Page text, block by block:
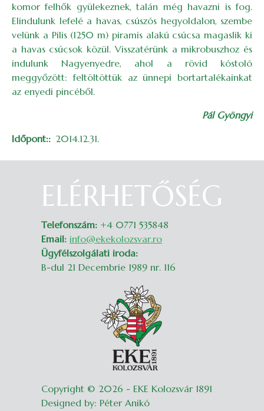
komor felhők gyülekeznek, talán még havazni is fog.
Elindulunk lefelé a havas, csúszós hegyoldalon, szembe
velünk a Pilis (1250 m) piramis alakú csúcsa magaslik ki
a havas csúcsok közül. Visszatérünk a mikrobuszhoz és
indulunk Nagyenyedre, ahol a rövid kóstoló
meggyőzött: feltöltöttük az ünnepi bortartalékainkat
az enyedi pincéből.
Pál Gyöngyi
Időpont:
2014.12.31.
ELÉRHETŐSÉG
Telefonszám: +4 0771 535848
Email: info@ekekolozsvar.ro
Ügyfélszolgálati iroda:
B-dul 21 Decembrie 1989 nr. 116
Copyright © 2026 - EKE Kolozsvár 1891
Designed by: Péter Anikó